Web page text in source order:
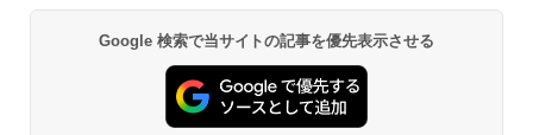
スプラトゥーン レイダース -Switch2
Beast of Reincarnation -PS5 【特典】
プロダクトコード 封入
￥7,286
2
【純正品】Xbox ワイヤレス コントロー
ラー (ロボット ホワイト)
￥7,681
劇場版「鬼滅の刃」無限城編 第一章 猗
窩座再来 通常版 [DVD]
￥3,523
Google 検索で当サイトの記事を優先表示させる